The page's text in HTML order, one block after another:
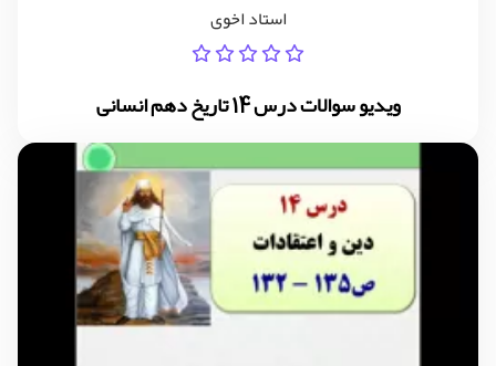
استاد اخوی
ویدیو سوالات درس 14 تاریخ دهم انسانی